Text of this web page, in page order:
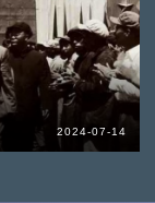
2024-07-14